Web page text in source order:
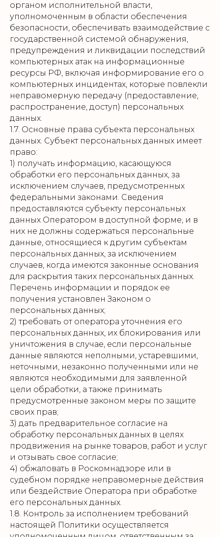
органом исполнительной власти,
уполномоченным в области обеспечения
безопасности, обеспечивать взаимодействие с
государственной системой обнаружения,
предупреждения и ликвидации последствий
компьютерных атак на информационные
ресурсы РФ, включая информирование его о
компьютерных инцидентах, которые повлекли
неправомерную передачу (предоставление,
распространение, доступ) персональных
данных.
1.7. Основные права субъекта персональных
данных. Субъект персональных данных имеет
право:
1) получать информацию, касающуюся
обработки его персональных данных, за
исключением случаев, предусмотренных
федеральными законами. Сведения
предоставляются субъекту персональных
данных Оператором в доступной форме, и в
них не должны содержаться персональные
данные, относящиеся к другим субъектам
персональных данных, за исключением
случаев, когда имеются законные основания
для раскрытия таких персональных данных.
Перечень информации и порядок ее
получения установлен Законом о
персональных данных;
2) требовать от оператора уточнения его
персональных данных, их блокирования или
уничтожения в случае, если персональные
данные являются неполными, устаревшими,
неточными, незаконно полученными или не
являются необходимыми для заявленной
цели обработки, а также принимать
предусмотренные законом меры по защите
своих прав;
3) дать предварительное согласие на
обработку персональных данных в целях
продвижения на рынке товаров, работ и услуг
и отзывать свое согласие;
4) обжаловать в Роскомнадзоре или в
судебном порядке неправомерные действия
или бездействие Оператора при обработке
его персональных данных.
1.8. Контроль за исполнением требований
настоящей Политики осуществляется